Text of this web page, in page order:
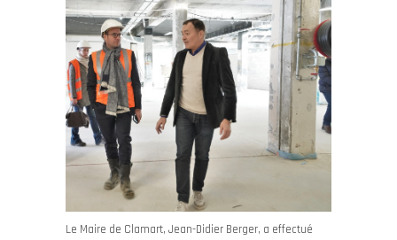
Le Maire de Clamart, Jean-Didier Berger, a effectué